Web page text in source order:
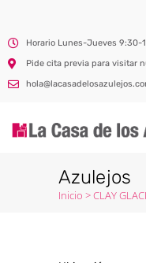
Horario Lunes-Jueves 9:30-
Pide cita previa para visitar
Azulejos
Inicio >CLAY